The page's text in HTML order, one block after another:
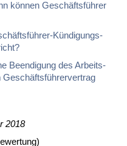
kön­nen Ge­schäfts­füh­rer
Kün­di­gungs­
Be­en­di­gung des Ar­beits­
2018